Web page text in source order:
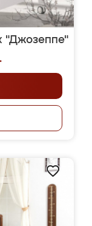
"Джозеппе"